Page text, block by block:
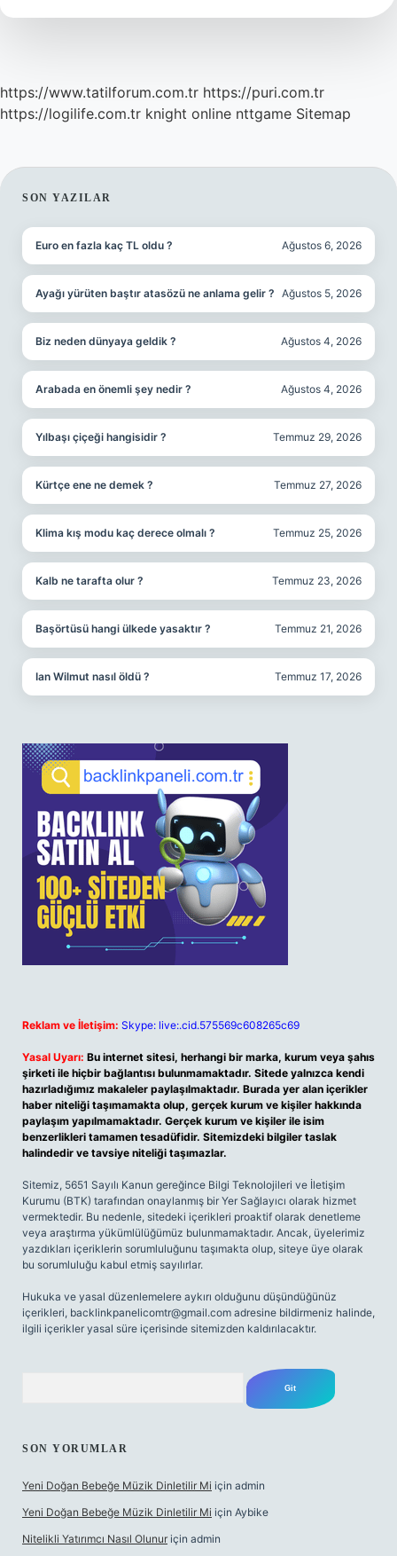
https://www.tatilforum.com.tr https://puri.com.tr
https://logilife.com.tr knight online nttgame Sitemap
SIDEBAR
SON YAZILAR
Euro en fazla kaç TL oldu ? Ağustos 6, 2026
Ayağı yürüten baştır atasözü ne anlama gelir ? Ağustos 5, 2026
Biz neden dünyaya geldik ? Ağustos 4, 2026
Arabada en önemli şey nedir ? Ağustos 4, 2026
Yılbaşı çiçeği hangisidir ? Temmuz 29, 2026
Kürtçe ene ne demek ? Temmuz 27, 2026
Klima kış modu kaç derece olmalı ? Temmuz 25, 2026
Kalb ne tarafta olur ? Temmuz 23, 2026
Başörtüsü hangi ülkede yasaktır ? Temmuz 21, 2026
Ian Wilmut nasıl öldü ? Temmuz 17, 2026
Reklam ve İletişim: Skype: live:.cid.575569c608265c69
Yasal Uyarı: Bu internet sitesi, herhangi bir marka, kurum veya şahıs
şirketi ile hiçbir bağlantısı bulunmamaktadır. Sitede yalnızca kendi
hazırladığımız makaleler paylaşılmaktadır. Burada yer alan içerikler
haber niteliği taşımamakta olup, gerçek kurum ve kişiler hakkında
paylaşım yapılmamaktadır. Gerçek kurum ve kişiler ile isim
benzerlikleri tamamen tesadüfidir. Sitemizdeki bilgiler taslak
halindedir ve tavsiye niteliği taşımazlar.
Sitemiz, 5651 Sayılı Kanun gereğince Bilgi Teknolojileri ve İletişim
Kurumu (BTK) tarafından onaylanmış bir Yer Sağlayıcı olarak hizmet
vermektedir. Bu nedenle, sitedeki içerikleri proaktif olarak denetleme
veya araştırma yükümlülüğümüz bulunmamaktadır. Ancak, üyelerimiz
yazdıkları içeriklerin sorumluluğunu taşımakta olup, siteye üye olarak
bu sorumluluğu kabul etmiş sayılırlar.
Hukuka ve yasal düzenlemelere aykırı olduğunu düşündüğünüz
içerikleri, backlinkpanelicomtr@gmail.com adresine bildirmeniz halinde,
ilgili içerikler yasal süre içerisinde sitemizden kaldırılacaktır.
SON YORUMLAR
Yeni Doğan Bebeğe Müzik Dinletilir Mi için admin
Yeni Doğan Bebeğe Müzik Dinletilir Mi için Aybike
Nitelikli Yatırımcı Nasıl Olunur için admin